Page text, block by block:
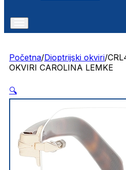
Početna/Dioptrijski okviri/
OKVIRI CAROLINA LEMKE
🔍